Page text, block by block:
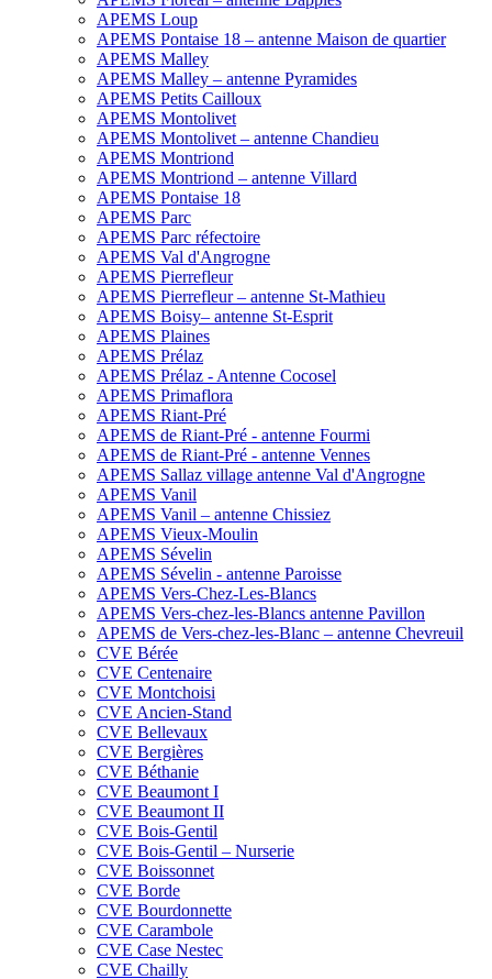
APEMS Loup
APEMS Pontaise 18 – antenne Maison de quartier
APEMS Malley
APEMS Malley – antenne Pyramides
APEMS Petits Cailloux
APEMS Montolivet
APEMS Montolivet – antenne Chandieu
APEMS Montriond
APEMS Montriond – antenne Villard
APEMS Pontaise 18
APEMS Parc
APEMS Parc réfectoire
APEMS Val d'Angrogne
APEMS Pierrefleur
APEMS Pierrefleur – antenne St-Mathieu
APEMS Boisy– antenne St-Esprit
APEMS Plaines
APEMS Prélaz
APEMS Prélaz - Antenne Cocosel
APEMS Primaflora
APEMS Riant-Pré
APEMS de Riant-Pré - antenne Fourmi
APEMS de Riant-Pré - antenne Vennes
APEMS Sallaz village antenne Val d'Angrogne
APEMS Vanil
APEMS Vanil – antenne Chissiez
APEMS Vieux-Moulin
APEMS Sévelin
APEMS Sévelin - antenne Paroisse
APEMS Vers-Chez-Les-Blancs
APEMS Vers-chez-les-Blancs antenne Pavillon
APEMS de Vers-chez-les-Blanc – antenne Chevreuil
CVE Bérée
CVE Centenaire
CVE Montchoisi
CVE Ancien-Stand
CVE Bellevaux
CVE Bergières
CVE Béthanie
CVE Beaumont I
CVE Beaumont II
CVE Bois-Gentil
CVE Bois-Gentil – Nurserie
CVE Boissonnet
CVE Borde
CVE Bourdonnette
CVE Carambole
CVE Case Nestec
CVE Chailly